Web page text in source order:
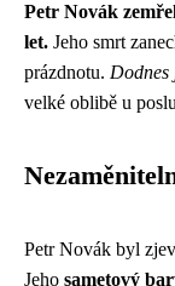
Petr Novák
let. Jeho smrt
prázdnotu. Dodnes
velké oblibě u
Petr Novák byl
Jeho sametový